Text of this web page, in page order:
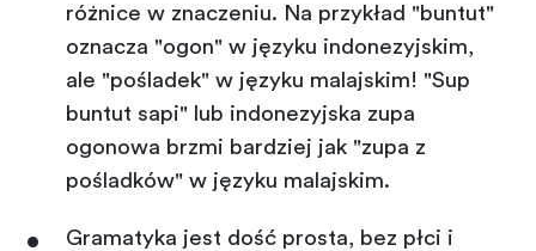
różnice w znaczeniu. Na przykład "buntut"
oznacza "ogon" w języku indonezyjskim,
ale "pośladek" w języku malajskim! "Sup
buntut sapi" lub indonezyjska zupa
ogonowa brzmi bardziej jak "zupa z
pośladków" w języku malajskim.
Gramatyka jest dość prosta, bez płci i